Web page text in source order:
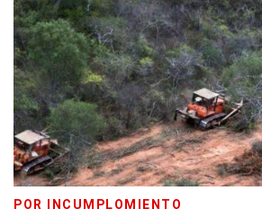
POR INCUMPLOMIENTO